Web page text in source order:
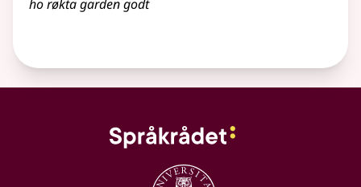
ho røkta garden godt